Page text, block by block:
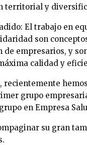
territorial y
El trabajo en
son
empresarios, y
calidad y
recientemente
grupo
en Empresa
su gran